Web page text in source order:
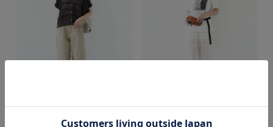
web store BINGOYA
web store BINGOYA